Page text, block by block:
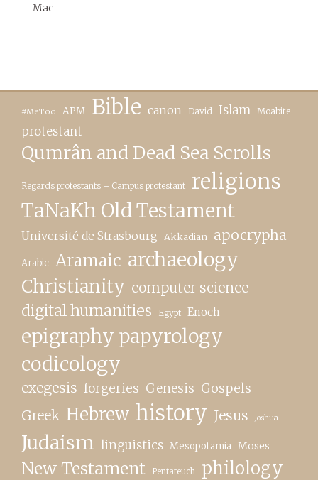
Mac
#MeToo APM Bible canon David Islam Moabite
protestant
Qumrân and Dead Sea Scrolls
Regards protestants – Campus protestant religions
TaNaKh Old Testament
Université de Strasbourg Akkadian apocrypha
Arabic Aramaic archaeology
Christianity computer science
digital humanities Egypt Enoch
epigraphy papyrology
codicology
exegesis forgeries Genesis Gospels
Greek Hebrew history Jesus Joshua
Judaism linguistics Mesopotamia Moses
New Testament Pentateuch philology